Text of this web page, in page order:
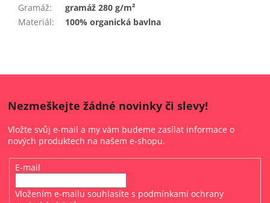
Gramáž:
gramáž 280 g/m²
Materiál: 100% organická bavlna
Nezmeškejte žádné novinky či slevy!
Vložte svůj e-mail a my vám budeme zasílat informace o
nových produktech na našem e-shopu.
E-mail
Vložením e-mailu souhlasíte s podmínkami ochrany